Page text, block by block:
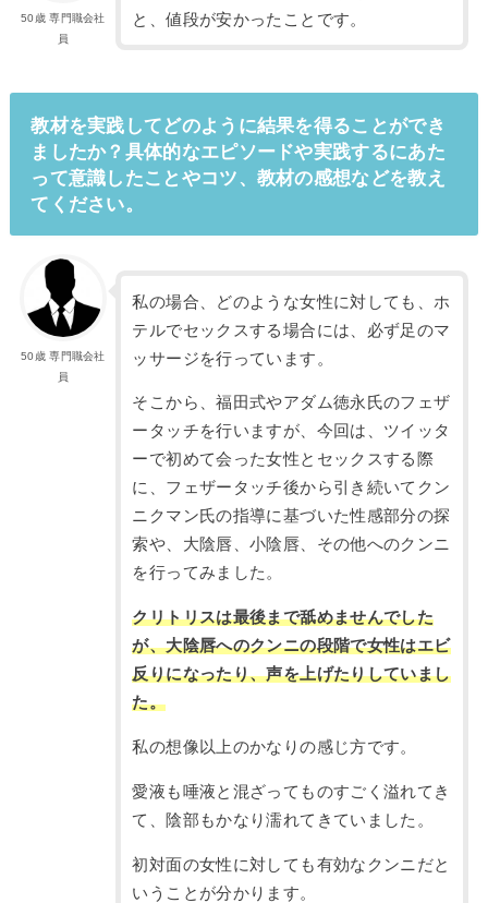
50歳 専門職会社
員
と、値段が安かったことです。
教材を実践してどのように結果を得ることができ
ましたか？具体的なエピソードや実践するにあた
って意識したことやコツ、教材の感想などを教え
てください。
50歳 専門職会社
員
私の場合、どのような女性に対しても、ホ
テルでセックスする場合には、必ず足のマ
ッサージを行っています。
そこから、福田式やアダム徳永氏のフェザ
ータッチを行いますが、今回は、ツイッタ
ーで初めて会った女性とセックスする際
に、フェザータッチ後から引き続いてクン
ニクマン氏の指導に基づいた性感部分の探
索や、大陰唇、小陰唇、その他へのクンニ
を行ってみました。
クリトリスは最後まで舐めませんでした
が、大陰唇へのクンニの段階で女性はエビ
反りになったり、声を上げたりしていまし
た。
私の想像以上のかなりの感じ方です。
愛液も唾液と混ざってものすごく溢れてき
て、陰部もかなり濡れてきていました。
初対面の女性に対しても有効なクンニだと
いうことが分かります。